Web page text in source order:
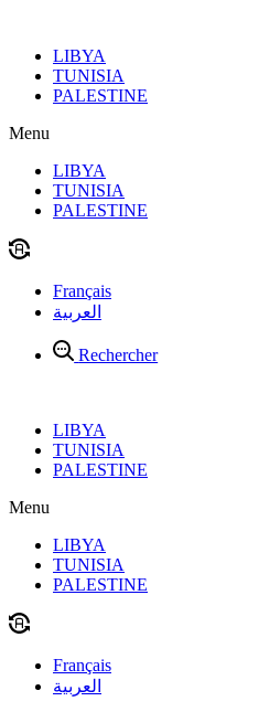
contenuLIBYA
TUNISIA
PALESTINE
Menu
LIBYA
TUNISIA
PALESTINE
Français
العربية
Rechercher
LIBYA
TUNISIA
PALESTINE
Menu
LIBYA
TUNISIA
PALESTINE
Français
العربية